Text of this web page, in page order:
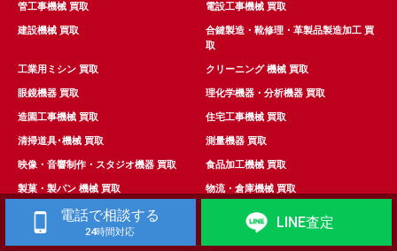
電話で相談する
24時間対応
LINE査定
管工事機械 買取 電設工事機械 買取
建設機械 買取
合鍵製造・靴修理・革製品製造加工 買
取
工業用ミシン 買取 クリーニング 機械 買取
眼鏡機器 買取 理化学機器・分析機器 買取
造園工事機械 買取 住宅工事機械 買取
清掃道具･機械 買取 測量機器 買取
映像・音響制作・スタジオ機器 買取 食品加工機械 買取
製菓・製パン 機械 買取 物流・倉庫機械 買取
発電機 買取 コンプレッサー 買取
溶接機 買取 その他の強化機械 買取